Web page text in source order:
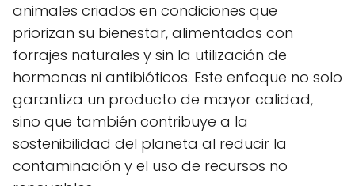
animales criados en condiciones que
priorizan su bienestar, alimentados con
forrajes naturales y sin la utilización de
hormonas ni antibióticos. Este enfoque no solo
garantiza un producto de mayor calidad,
sino que también contribuye a la
sostenibilidad del planeta al reducir la
contaminación y el uso de recursos no